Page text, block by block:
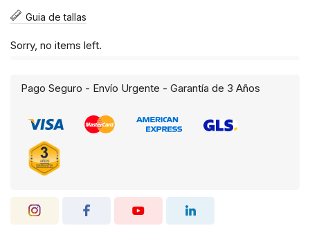
Guia de tallas
Sorry, no items left.
Pago Seguro - Envío Urgente - Garantía de 3 Años